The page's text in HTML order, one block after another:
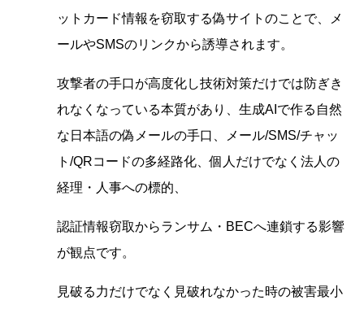
ットカード情報を窃取する偽サイトのことで、メ
ールやSMSのリンクから誘導されます。
攻撃者の手口が高度化し技術対策だけでは防ぎき
れなくなっている本質があり、生成AIで作る自然
な日本語の偽メールの手口、メール/SMS/チャッ
ト/QRコードの多経路化、個人だけでなく法人の
経理・人事への標的、
認証情報窃取からランサム・BECへ連鎖する影響
が観点です。
見破る力だけでなく見破れなかった時の被害最小